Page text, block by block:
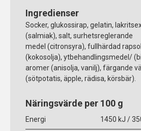
Ingredienser
Socker, glukossirap, gelatin,
(salmiak), salt, surhetsreglerande
medel (citronsyra), fullhärdad
(kokosolja), ytbehandlingsmedel/
aromer (anisolja, vanilj), färgande
(sötpotatis, äpple, rädisa, körsbär).
Näringsvärde per 100 g
Energi 1450 kJ /